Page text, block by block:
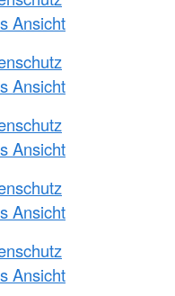
Ansicht
Ansicht
Ansicht
Ansicht
Ansicht